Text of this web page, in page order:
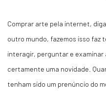
Comprar arte pela internet,
outro mundo, fazemos isso faz
interagir, perguntar e examinar
certamente uma novidade.
tenham sido um prenúncio do